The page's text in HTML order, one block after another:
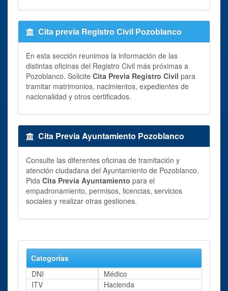
Cita previa Registro Civil Pozoblanco
En esta sección reunimos la información de las
distintas oficinas del Registro Civil más próximas a
Pozoblanco. Solicite Cita Previa Registro Civil para
tramitar matrimonios, nacimientos, expedientes de
nacionalidad y otros certificados.
Cita Previa Ayuntamiento Pozoblanco
Consulte las diferentes oficinas de tramitación y
atención ciudadana del Ayuntamiento de Pozoblanco.
Pida Cita Previa Ayuntamiento para el
empadronamiento, permisos, licencias, servicios
sociales y realizar otras gestiones.
Categorías
DNI
Médico
ITV
Hacienda